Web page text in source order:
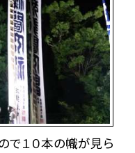
で１０本の幟が見ら